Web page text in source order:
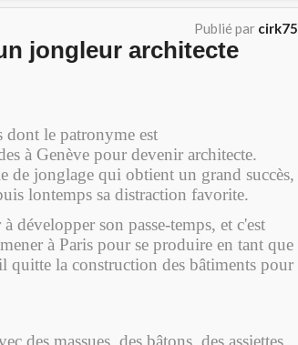
Publié par cirk75
jongleur architecte
dont le patronyme est
à Genève pour devenir architecte.
de jonglage qui obtient un grand succès,
lontemps sa distraction favorite.
développer son passe-temps, et c'est
à Paris pour se produire en tant que
quitte la construction des bâtiments pour
des massues, des bâtons, des assiettes,